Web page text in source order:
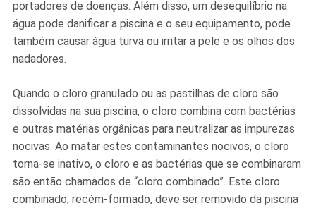
portadores de doenças. Além disso, um desequilíbrio na
água pode danificar a piscina e o seu equipamento, pode
também causar água turva ou irritar a pele e os olhos dos
nadadores.
Quando o cloro granulado ou as pastilhas de cloro são
dissolvidas na sua piscina, o cloro combina com bactérias
e outras matérias orgânicas para neutralizar as impurezas
nocivas. Ao matar estes contaminantes nocivos, o cloro
torna-se inativo, o cloro e as bactérias que se combinaram
são então chamados de “cloro combinado”. Este cloro
combinado, recém-formado, deve ser removido da piscina